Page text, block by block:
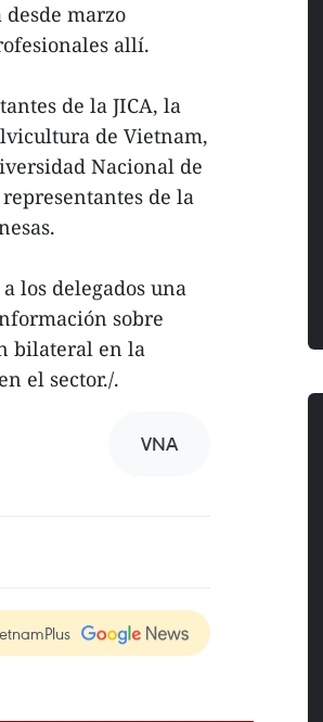
marzo
allí.
de la JICA, la
de Vietnam,
Nacional de
de la
los delegados una
sobre
bilateral en la
el sector./.
VNA